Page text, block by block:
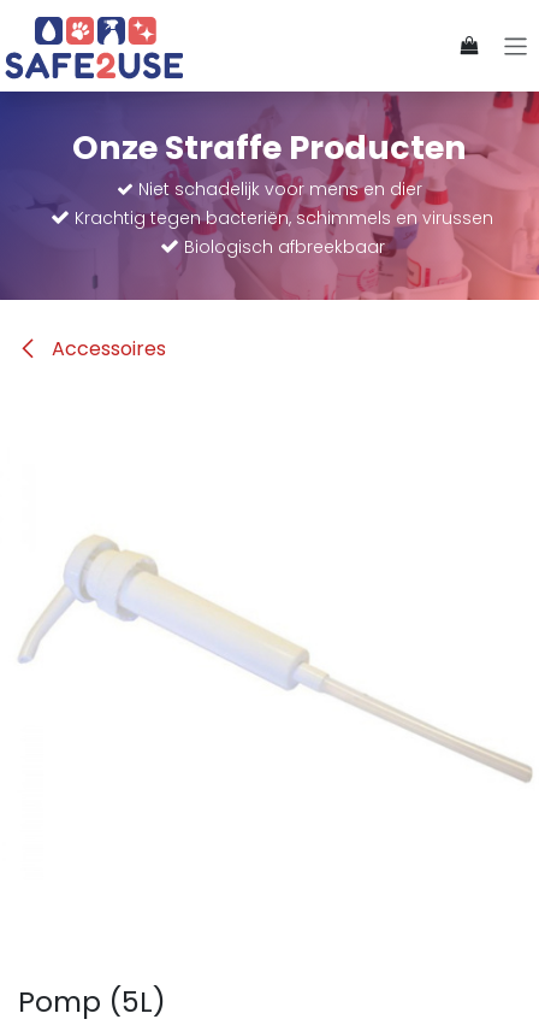
Overslaan naar inhoud
Onze Straffe Producten
​Niet schadelijk voor mens en dier
Krachtig tegen bacteriën, schimmels en virussen
Biologisch afbreekbaar
Accessoires
Pomp (5L)